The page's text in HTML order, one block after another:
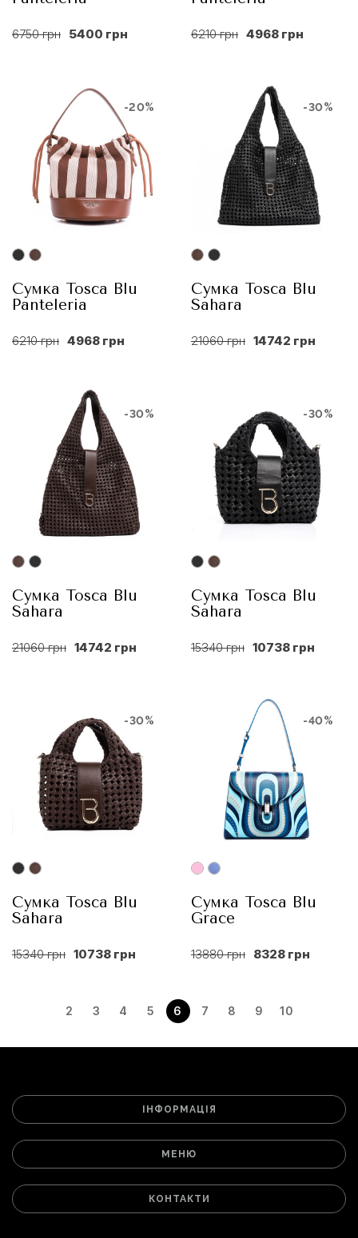
6750 грн 5400 грн 6210 грн 4968 грн
-20%
Сумка Tosca Blu
Panteleria
6210 грн 4968 грн
-30%
Сумка Tosca Blu
Sahara
21060 грн 14742 грн
-30%
Сумка Tosca Blu
Sahara
21060 грн 14742 грн
-30%
Сумка Tosca Blu
Sahara
15340 грн 10738 грн
-30%
Сумка Tosca Blu
Sahara
15340 грн 10738 грн
-40%
Сумка Tosca Blu
Grace
13880 грн 8328 грн
2 3 4 5 6 7 8 9 10
ІНФОРМАЦІЯ
МЕНЮ
КОНТАКТИ